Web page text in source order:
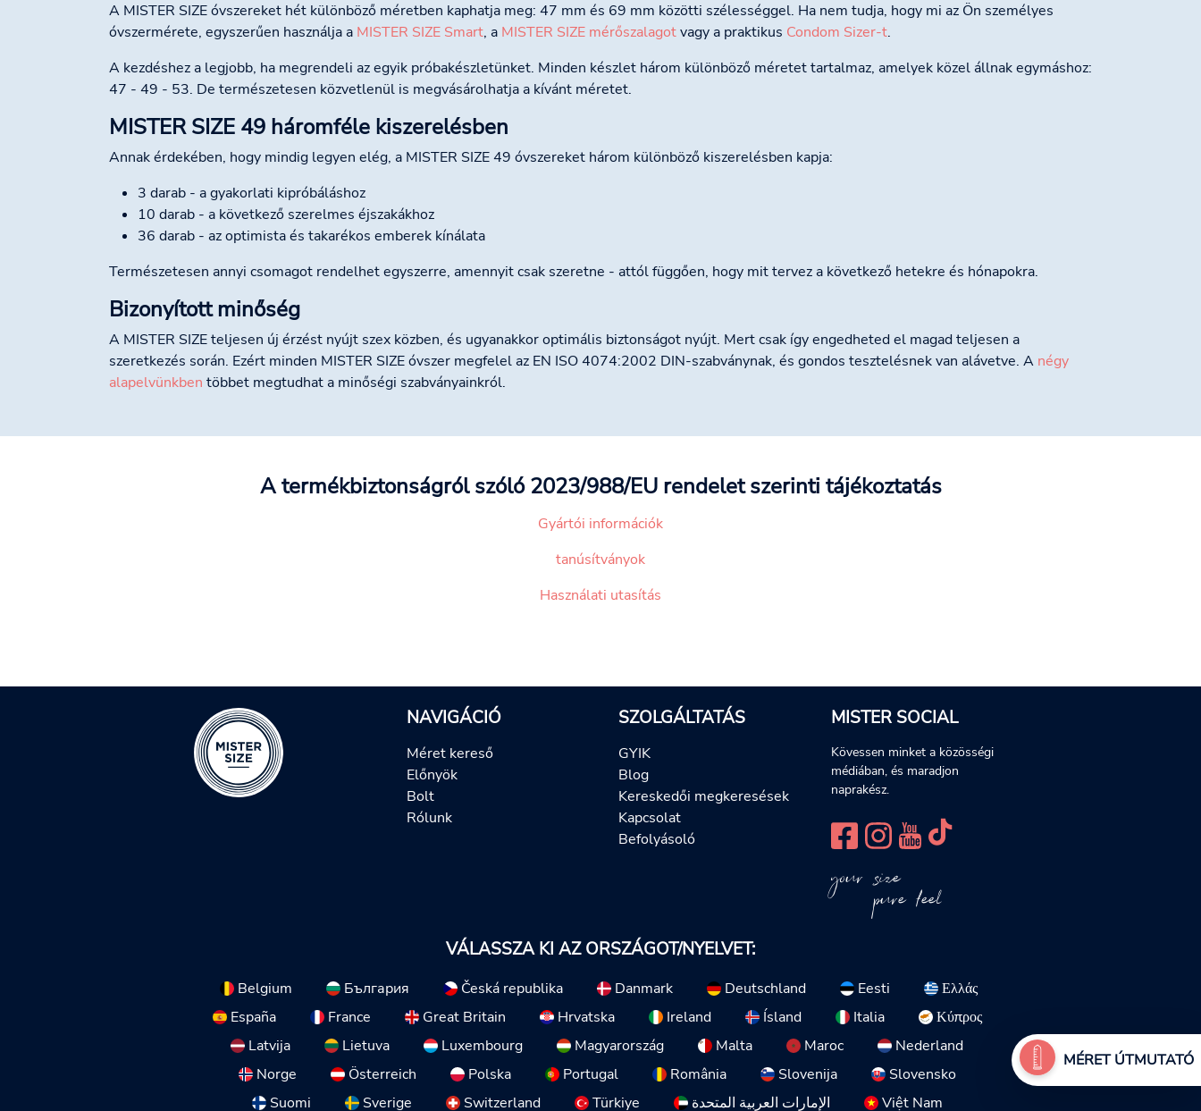
A MISTER SIZE óvszereket hét különböző méretben kaphatja meg: 47 mm és 69 mm közötti szélességgel. Ha nem tudja, hogy mi az Ön személyes
óvszermérete, egyszerűen használja a MISTER SIZE Smart, a MISTER SIZE mérőszalagotvagy a praktikus Condom Sizer-t.
A kezdéshez a legjobb, ha megrendeli az egyik próbakészletünket. Minden készlet három különböző méretet tartalmaz, amelyek közel állnak egymáshoz:
47 - 49 - 53. De természetesen közvetlenül is megvásárolhatja a kívánt méretet.
MISTER SIZE 49 háromféle kiszerelésben
Annak érdekében, hogy mindig legyen elég, a MISTER SIZE 49 óvszereket három különböző kiszerelésben kapja:
3 darab - a gyakorlati kipróbáláshoz
10 darab - a következő szerelmes éjszakákhoz
36 darab - az optimista és takarékos emberek kínálata
Természetesen annyi csomagot rendelhet egyszerre, amennyit csak szeretne - attól függően, hogy mit tervez a következő hetekre és hónapokra.
Bizonyított minőség
A MISTER SIZE teljesen új érzést nyújt szex közben, és ugyanakkor optimális biztonságot nyújt. Mert csak így engedheted el magad teljesen a
szeretkezés során. Ezért minden MISTER SIZE óvszer megfelel az EN ISO 4074:2002 DIN-szabványnak, és gondos tesztelésnek van alávetve. A négy
alapelvünkben többet megtudhat a minőségi szabványainkról.
A termékbiztonságról szóló 2023/988/EU rendelet szerinti tájékoztatás
Gyártói információk
tanúsítványok
Használati utasítás
NAVIGÁCIÓ
Méret kereső
Előnyök
Bolt
Rólunk
SZOLGÁLTATÁS
GYIK
Blog
Kereskedői megkeresések
Kapcsolat
Befolyásoló
MISTER SOCIAL
Kövessen minket a közösségi
médiában, és maradjon
naprakész.
your size
pure feel
VÁLASSZA KI AZ ORSZÁGOT/NYELVET:
Belgium България Česká republika Danmark Deutschland Eesti
Ελλάς
España
France Great Britain Hrvatska Ireland Ísland Italia
Κύπρος
Latvija
Lietuva Luxembourg Magyarország Malta Maroc
Nederland
Norge
Österreich Polska Portugal România Slovenija
Slovensko
Suomi
Sverige Switzerland Türkiye الإمارات العربية المتحدة Việt Nam
MÉRET ÚTMUTATÓ